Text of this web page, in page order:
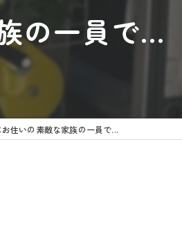
の一員で...
住いの素敵な家族の一員で...